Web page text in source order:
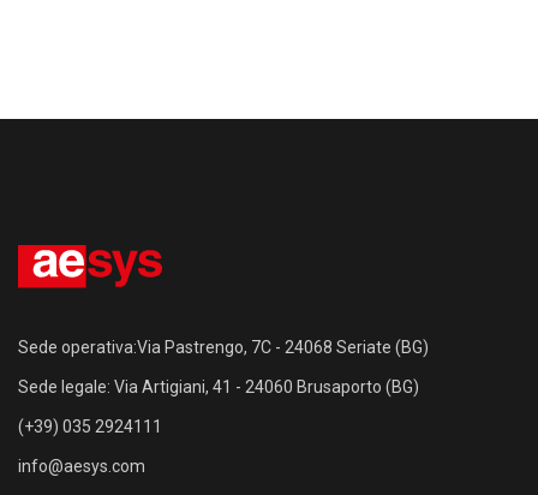
Sede operativa:Via Pastrengo, 7C - 24068 Seriate (BG)
Sede legale: Via Artigiani, 41 - 24060 Brusaporto (BG)
(+39) 035 2924111
info@aesys.com